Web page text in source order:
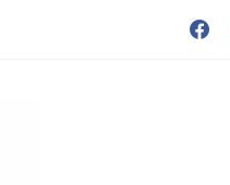
facebook